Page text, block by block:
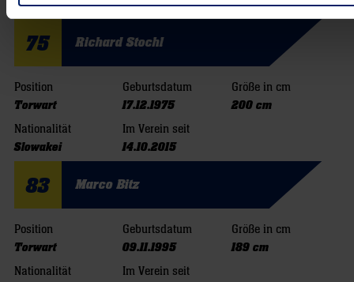
Serbien
01.07.2015
75 Richard Stochl
Position
Torwart
Geburtsdatum
17.12.1975
Größe in cm
200 cm
Nationalität
Slowakei
Im Verein seit
14.10.2015
83 Marco Bitz
Position
Torwart
Geburtsdatum
09.11.1995
Größe in cm
189 cm
Nationalität
Im Verein seit